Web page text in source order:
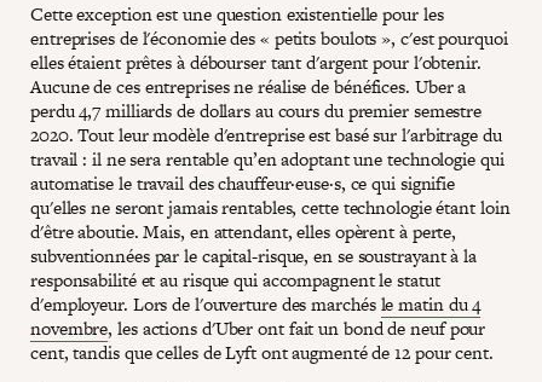
Cette exception est une question existentielle pour les
entreprises de l'économie des « petits boulots », c'est pourquoi
elles étaient prêtes à débourser tant d'argent pour l'obtenir.
Aucune de ces entreprises ne réalise de bénéfices. Uber a
perdu 4,7 milliards de dollars au cours du premier semestre
2020. Tout leur modèle d'entreprise est basé sur l'arbitrage du
travail : il ne sera rentable qu’en adoptant une technologie qui
automatise le travail des chauffeur·euse·s, ce qui signifie
qu'elles ne seront jamais rentables, cette technologie étant loin
d'être aboutie. Mais, en attendant, elles opèrent à perte,
subventionnées par le capital-risque, en se soustrayant à la
responsabilité et au risque qui accompagnent le statut
d'employeur. Lors de l'ouverture des marchésle matin du 4
novembre, les actions d'Uber ont fait un bond de neuf pour
cent, tandis que celles de Lyft ont augmenté de 12 pour cent.